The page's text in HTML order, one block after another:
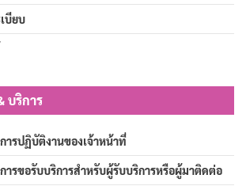
บียบ
บริการ
ารปฏิบัติงานของเจ้าหน้าที่
ารขอรับบริการสำหรับผู้รับบริการหรือผู้มาติดต่อ